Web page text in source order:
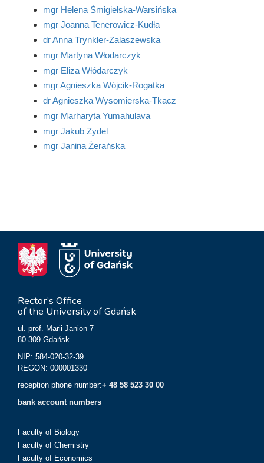
mgr Helena Śmigielska-Warsińska
mgr Joanna Tenerowicz-Kudła
dr Anna Trynkler-Zalaszewska
mgr Martyna Włodarczyk
mgr Eliza Włódarczyk
mgr Agnieszka Wójcik-Rogatka
dr Agnieszka Wysomierska-Tkacz
mgr Marharyta Yumahulava
mgr Jakub Zydel
mgr Janina Żerańska
Rector’s Office
of the University of Gdańsk
ul. prof. Marii Janion 7
80-309 Gdańsk
NIP: 584-020-32-39
REGON: 000001330
reception phone number:+ 48 58 523 30 00
bank account numbers
Faculty of Biology
Faculty of Chemistry
Faculty of Economics